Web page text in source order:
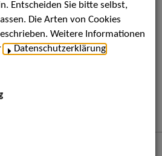
Art
und Aktionen für Kinder und
Street Art verwandelt den
Air-Bühne voller Akrobatik, Tanz,
Live-Performances.
Entscheiden Sie bitte selbst,
Die Arten von Cookies
Weitere Informationen
Datenschutzerklärung